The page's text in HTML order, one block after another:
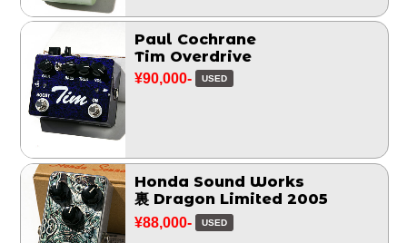
Paul Cochrane
Tim Overdrive
¥90,000- USED
Honda Sound Works
裏 Dragon Limited 2005
¥88,000- USED